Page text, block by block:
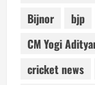
Bijnor
bjp
CM Yogi
cricket news